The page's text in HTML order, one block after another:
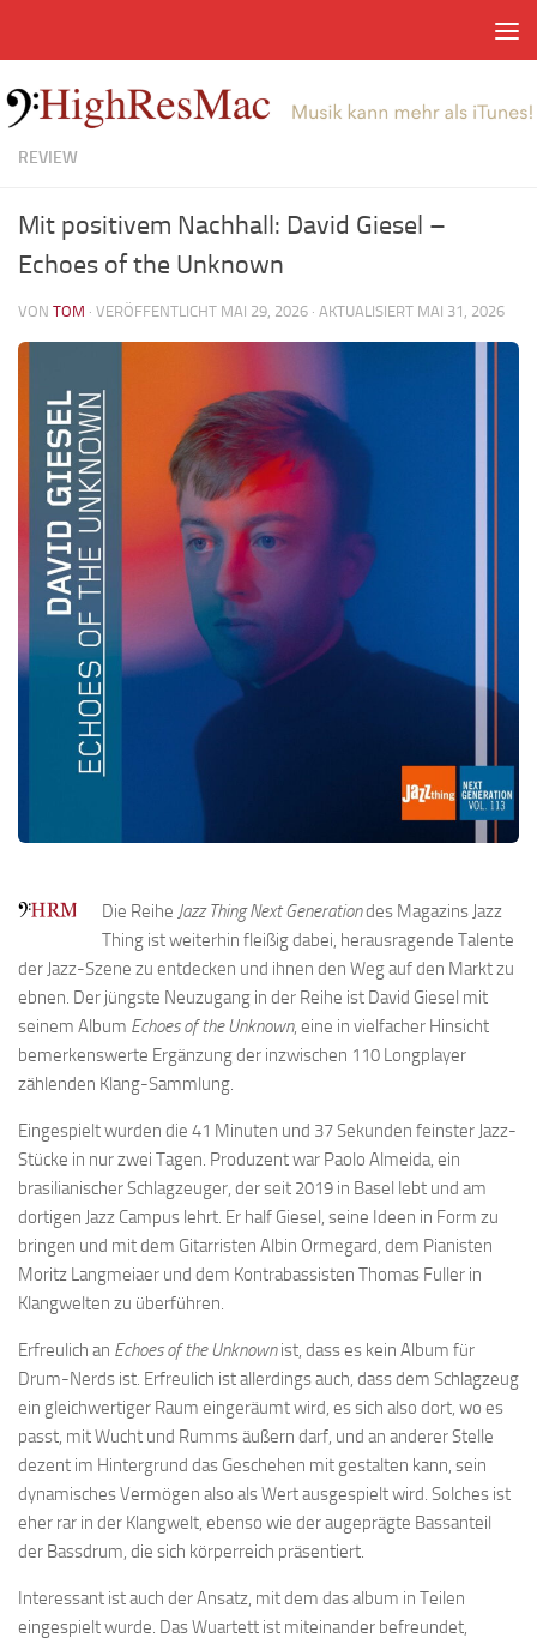
REVIEW
Mit positivem Nachhall: David Giesel –
Echoes of the Unknown
VON TOM · VERÖFFENTLICHT MAI 29, 2026 · AKTUALISIERT MAI 31, 2026
Die Reihe Jazz Thing Next Generationdes Magazins Jazz
Thing ist weiterhin fleißig dabei, herausragende Talente
der Jazz-Szene zu entdecken und ihnen den Weg auf den Markt zu
ebnen. Der jüngste Neuzugang in der Reihe ist David Giesel mit
seinem Album Echoes of the Unknown, eine in vielfacher Hinsicht
bemerkenswerte Ergänzung der inzwischen 110 Longplayer
zählenden Klang-Sammlung.
Eingespielt wurden die 41 Minuten und 37 Sekunden feinster Jazz-
Stücke in nur zwei Tagen. Produzent war Paolo Almeida, ein
brasilianischer Schlagzeuger, der seit 2019 in Basel lebt und am
dortigen Jazz Campus lehrt. Er half Giesel, seine Ideen in Form zu
bringen und mit dem Gitarristen Albin Ormegard, dem Pianisten
Moritz Langmeiaer und dem Kontrabassisten Thomas Fuller in
Klangwelten zu überführen.
Erfreulich an Echoes of the Unknownist, dass es kein Album für
Drum-Nerds ist. Erfreulich ist allerdings auch, dass dem Schlagzeug
ein gleichwertiger Raum eingeräumt wird, es sich also dort, wo es
passt, mit Wucht und Rumms äußern darf, und an anderer Stelle
dezent im Hintergrund das Geschehen mit gestalten kann, sein
dynamisches Vermögen also als Wert ausgespielt wird. Solches ist
eher rar in der Klangwelt, ebenso wie der augeprägte Bassanteil
der Bassdrum, die sich körperreich präsentiert.
Interessant ist auch der Ansatz, mit dem das album in Teilen
eingespielt wurde. Das Wuartett ist miteinander befreundet,